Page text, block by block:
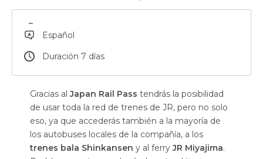
Español
Duración 7 días
Gracias alJapan Rail Pass tendrás la posibilidad
de usar toda la red de trenes de JR, pero no solo
eso, ya que accederás también a la mayoría de
los autobuses locales de la compañía, a los
trenes bala Shinkansen y al ferryJR Miyajima.